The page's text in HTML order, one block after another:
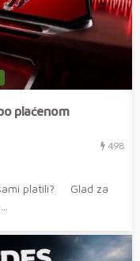
plaćenom
498
platili? Glad za